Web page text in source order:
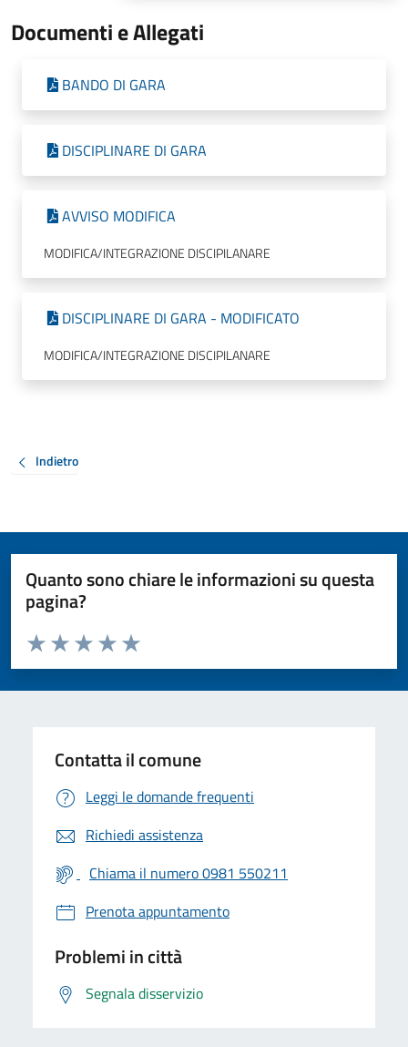
Documenti e Allegati
BANDO DI GARA
DISCIPLINARE DI GARA
AVVISO MODIFICA
MODIFICA/INTEGRAZIONE DISCIPILANARE
DISCIPLINARE DI GARA - MODIFICATO
MODIFICA/INTEGRAZIONE DISCIPILANARE
Indietro
Quanto sono chiare le informazioni su questa
pagina?
Valuta da 1 a 5 stelle la pagina
Valuta 5 stelle su 5
Valuta 4 stelle su 5
Valuta 3 stelle su 5
Valuta 2 stelle su 5
Valuta 1 stelle su 5
Contatta il comune
Leggi le domande frequenti
Richiedi assistenza
Chiama il numero 0981 550211
Prenota appuntamento
Problemi in città
Segnala disservizio